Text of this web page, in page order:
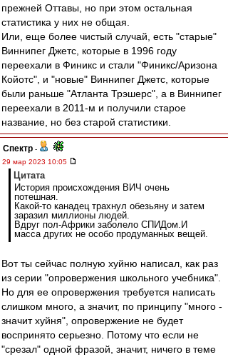
прежней Оттавы, но при этом остальная
статистика у них не общая.
Или, еще более чистый случай, есть "старые"
Виннипег Джетс, которые в 1996 году
переехали в Финикс и стали "Финикс/Аризона
Койотс", и "новые" Виннипег Джетс, которые
были раньше "Атланта Трэшерс", а в Виннипег
переехали в 2011-м и получили старое
название, но без старой статистики.
Спектр -
29 мар 2023 10:05
Цитата
История происхождения ВИЧ очень
потешная.
Какой-то канадец трахнул обезьяну и затем
заразил миллионы людей.
Вдруг пол-Африки заболело СПИДом.И
масса других не особо продуманных вещей.
Вот ты сейчас полную хуйню написал, как раз
из серии "опровержения школьного учебника".
Но для ее опровержения требуется написать
слишком много, а значит, по принципу "много -
значит хуйня", опровержение не будет
воспринято серьезно. Потому что если не
"срезал" одной фразой, значит, ничего в теме